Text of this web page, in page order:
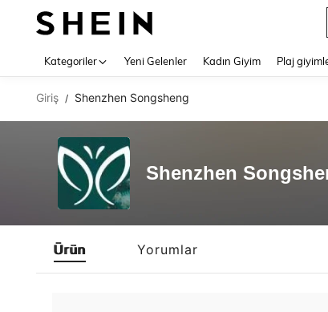
Kategoriler Yeni Gelenler Kadın Giyim Plaj
Giriş / Shenzhen Songsheng
Shenzhen
Ürün Yorumlar